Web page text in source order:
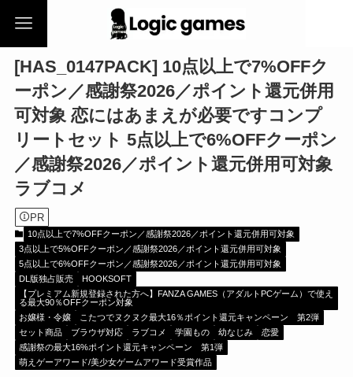
[HAS_0147PACK] 10点以上で7%OFFク
ーポン／感謝祭2026／ポイント還元併用
可対象 恋にはあまえが必要ですコンプ
リートセット 5点以上で6%OFFクーポン
／感謝祭2026／ポイント還元併用可対象
ラブコメ
PR
10点以上で7%OFFクーポン／感謝祭2026／ポイント還元併用可対象
3点以上で5%OFFクーポン／感謝祭2026／ポイント還元併用可対象
5点以上で6%OFFクーポン／感謝祭2026／ポイント還元併用可対象
DL版独占販売
HOOKSOFT
【プレミアム新規登録された方へ】FANZA GAMES（アダルトPCゲーム）で使え
る最大90％OFFクーポン対象
お嬢様・令嬢
こたつでヌクヌク最大16％ポイント還元キャンペーン 第2弾
セット商品
ブラウザ対応 ラブコメ 学園もの 幼なじみ
恋愛
感謝祭の最大16%ポイント還元キャンペーン 第1弾
萌えゲーアワード/美少女ゲームアワード受賞作品